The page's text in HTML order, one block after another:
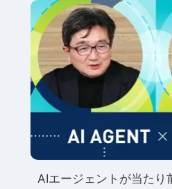
AIエージェントが当たり